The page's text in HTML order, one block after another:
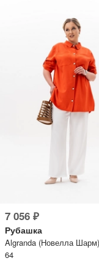
7 056 ₽
Рубашка
64